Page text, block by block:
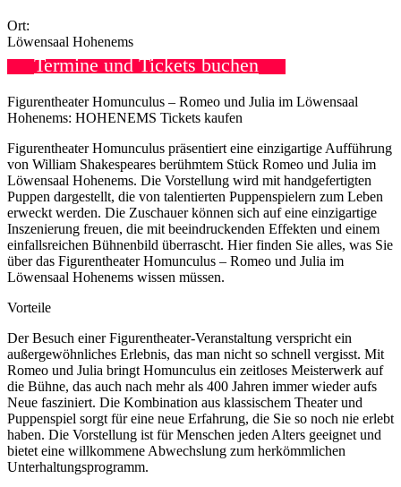
Ort:
Löwensaal Hohenems
Termine und Tickets buchen
Figurentheater Homunculus – Romeo und Julia im Löwensaal
Hohenems: HOHENEMS Tickets kaufen
Figurentheater Homunculus präsentiert eine einzigartige Aufführung
von William Shakespeares berühmtem Stück Romeo und Julia im
Löwensaal Hohenems. Die Vorstellung wird mit handgefertigten
Puppen dargestellt, die von talentierten Puppenspielern zum Leben
erweckt werden. Die Zuschauer können sich auf eine einzigartige
Inszenierung freuen, die mit beeindruckenden Effekten und einem
einfallsreichen Bühnenbild überrascht. Hier finden Sie alles, was Sie
über das Figurentheater Homunculus – Romeo und Julia im
Löwensaal Hohenems wissen müssen.
Vorteile
Der Besuch einer Figurentheater-Veranstaltung verspricht ein
außergewöhnliches Erlebnis, das man nicht so schnell vergisst. Mit
Romeo und Julia bringt Homunculus ein zeitloses Meisterwerk auf
die Bühne, das auch nach mehr als 400 Jahren immer wieder aufs
Neue fasziniert. Die Kombination aus klassischem Theater und
Puppenspiel sorgt für eine neue Erfahrung, die Sie so noch nie erlebt
haben. Die Vorstellung ist für Menschen jeden Alters geeignet und
bietet eine willkommene Abwechslung zum herkömmlichen
Unterhaltungsprogramm.